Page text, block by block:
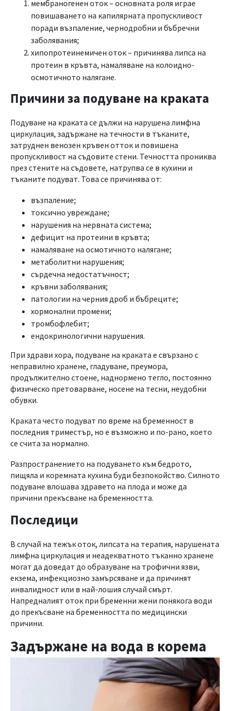
мембраногенен оток – основната роля играе
повишаването на капилярната пропускливост
поради възпаление, чернодробни и бъбречни
заболявания;
хипопротеинемичен оток – причинява липса на
протеин в кръвта, намаляване на колоидно-
осмотичното налягане.
Причини за подуване на краката
Подуване на краката се дължи на нарушена лимфна
циркулация, задържане на течности в тъканите,
затруднен венозен кръвен отток и повишена
пропускливост на съдовите стени. Течността прониква
през стените на съдовете, натрупва се в кухини и
тъканите подуват. Това се причинява от:
възпаление;
токсично увреждане;
нарушения на нервната система;
дефицит на протеини в кръвта;
намаляване на осмотичното налягане;
метаболитни нарушения;
сърдечна недостатъчност;
кръвни заболявания;
патологии на черния дроб и бъбреците;
хормонални промени;
тромбофлебит;
ендокринологични нарушения.
При здрави хора, подуване на краката е свързано с
неправилно хранене, гладуване, преумора,
продължително стоене, наднормено тегло, постоянно
физическо претоварване, носене на тесни, неудобни
обувки.
Краката често подуват по време на бременност в
последния триместър, но е възможно и по-рано, което
се счита за нормално.
Разпространението на подуването към бедрото,
пищяла и коремната кухина буди безпокойство. Силното
подуване влошава здравето на плода и може да
причини прекъсване на бременността.
Последици
В случай на тежък оток, липсата на терапия, нарушената
лимфна циркулация и неадекватното тъканно хранене
могат да доведат до образуване на трофични язви,
екзема, инфекциозно замърсяване и да причинят
инвалидност или в най-лошия случай смърт.
Напредналият оток при бременни жени понякога води
до прекъсване на бременността по медицински
причини.
Задържане на вода в корема